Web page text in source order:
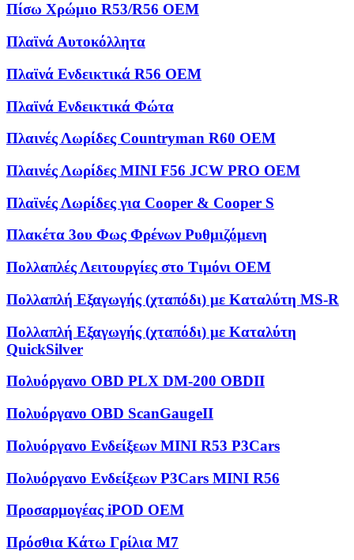
Πίσω Χρώμιο R53/R56 OEM
Πλαϊνά Αυτοκόλλητα
Πλαϊνά Ενδεικτικά R56 OEM
Πλαϊνά Ενδεικτικά Φώτα
Πλαινές Λωρίδες Countryman R60 OEM
Πλαινές Λωρίδες MINI F56 JCW PRO OEM
Πλαϊνές Λωρίδες για Cooper & Cooper S
Πλακέτα 3ου Φως Φρένων Ρυθμιζόμενη
Πολλαπλές Λειτουργίες στο Τιμόνι OEM
Πολλαπλή Εξαγωγής (χταπόδι) με Καταλύτη MS-R
Πολλαπλή Εξαγωγής (χταπόδι) με Καταλύτη
QuickSilver
Πολυόργανο OBD PLX DM-200 OBDII
Πολυόργανο OBD ScanGaugeII
Πολυόργανο Ενδείξεων MINI R53 P3Cars
Πολυόργανο Ενδείξεων P3Cars MINI R56
Προσαρμογέας iPOD OEM
Πρόσθια Κάτω Γρίλια M7